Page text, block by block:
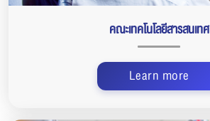
คณะเทคโนโลยีสารสนเทศ
Learn more